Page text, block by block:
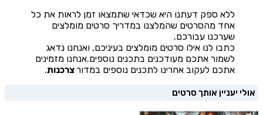
ללא ספק דעתנו היא שכדאי שתמצאו זמן לראות את כל
אחד מהסרטים שהמלצנו במדריך סרטים מומלצים
שערכנו עבורכם.
כתבו לנו אילו סרטים מומלצים בעיניכם, ואנחנו נדאג
לשמור אתכם מעודכנים בתכנים נוספים.אנחנו מזמינים
אתכם לעקוב אחרינו לתכנים נוספים במדורצרכנות.
אולי יעניין אותך סרטים